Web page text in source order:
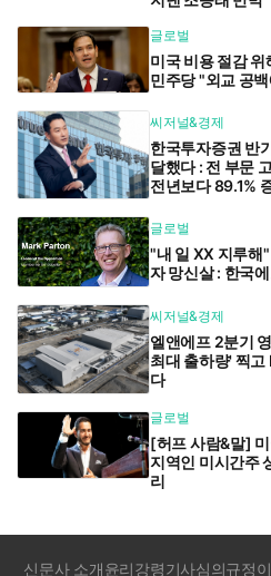
글로벌
미국 비용 절감
민주당 "외교 공
씨저널&경제
한국투자증권 반
달했다 : 전 부문
전년보다 89.1%
글로벌
"내 일 XX 지루해
자 망신살 : 한국
씨저널&경제
엘앤에프 2분기
최대 출하량' 찍고
다
글로벌
[허프 사람&말]
지역인 미시간주
리
신문사 소개윤리강령기사심의규정